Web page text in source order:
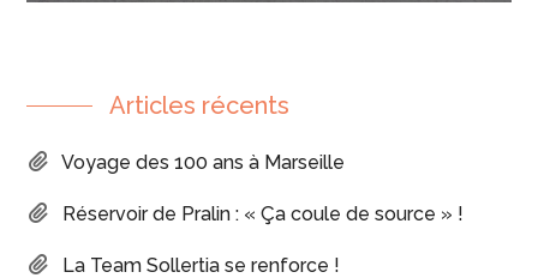
Articles récents
Voyage des 100 ans à Marseille
Réservoir de Pralin : « Ça coule de source » !
La Team Sollertia se renforce !